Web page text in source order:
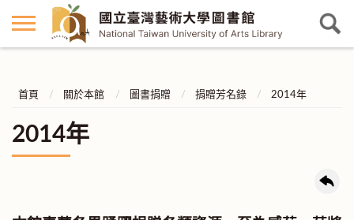
首頁 關於本館 圖書捐贈 捐贈芳名錄 2014年
2014年